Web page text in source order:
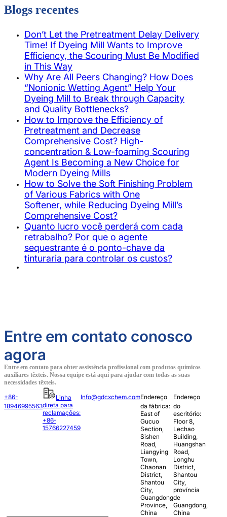
Blogs recentes
Don’t Let the Pretreatment Delay Delivery
Time! If Dyeing Mill Wants to Improve
Efficiency, the Scouring Must Be Modified
in This Way
Why Are All Peers Changing? How Does
“Nonionic Wetting Agent” Help Your
Dyeing Mill to Break through Capacity
and Quality Bottlenecks?
How to Improve the Efficiency of
Pretreatment and Decrease
Comprehensive Cost? High-
concentration & Low-foaming Scouring
Agent Is Becoming a New Choice for
Modern Dyeing Mills
How to Solve the Soft Finishing Problem
of Various Fabrics with One
Softener, while Reducing Dyeing Mill’s
Comprehensive Cost?
Quanto lucro você perderá com cada
retrabalho? Por que o agente
sequestrante é o ponto-chave da
tinturaria para controlar os custos?
Entre em contato conosco
agora
Entre em contato para obter assistência profissional com produtos químicos
auxiliares têxteis. Nossa equipe está aqui para ajudar com todas as suas
necessidades têxteis.
+86-
18946995563
Linha
direta para
reclamações:
+86-
15766227459
Info@gdcxchem.comEndereço
da fábrica:
East of
Gucuo
Section,
Sishen
Road,
Liangying
Town,
Chaonan
District,
Shantou
City,
Guangdong
Province,
China
Endereço
do
escritório:
Floor 8,
Lechao
Building,
Huangshan
Road,
Longhu
District,
Shantou
City,
província
de
Guangdong,
China